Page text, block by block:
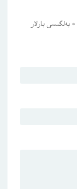
* بەلگىسى بارلار